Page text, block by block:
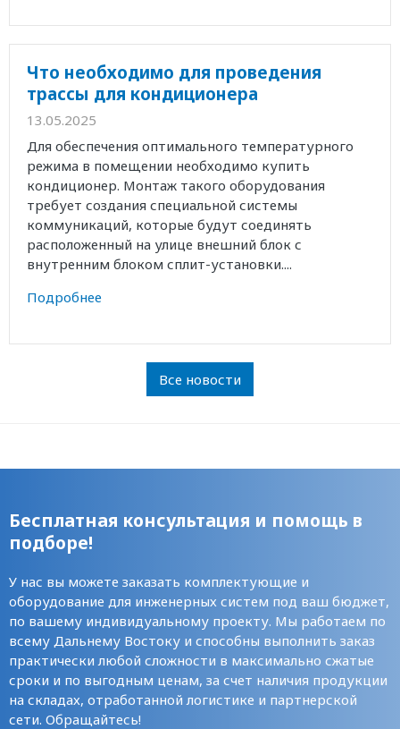
Что необходимо для проведения
трассы для кондиционера
13.05.2025
Для обеспечения оптимального температурного
режима в помещении необходимо купить
кондиционер. Монтаж такого оборудования
требует создания специальной системы
коммуникаций, которые будут соединять
расположенный на улице внешний блок с
внутренним блоком сплит-установки....
Подробнее
Все новости
Бесплатная консультация и помощь в
подборе!
У нас вы можете заказать комплектующие и
оборудование для инженерных систем под ваш бюджет,
по вашему индивидуальному проекту. Мы работаем по
всему Дальнему Востоку и способны выполнить заказ
практически любой сложности в максимально сжатые
сроки и по выгодным ценам, за счет наличия продукции
на складах, отработанной логистике и партнерской
сети. Обращайтесь!